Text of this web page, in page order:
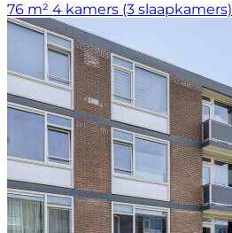
76 m² 4 kamers (3 slaapkamers)